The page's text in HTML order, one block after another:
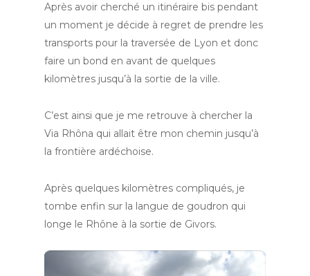
Après avoir cherché un itinéraire bis pendant
un moment je décide à regret de prendre les
transports pour la traversée de Lyon et donc
faire un bond en avant de quelques
kilomètres jusqu’à la sortie de la ville.
C’est ainsi que je me retrouve à chercher la
Via Rhôna qui allait être mon chemin jusqu’à
la frontière ardéchoise.
Après quelques kilomètres compliqués, je
tombe enfin sur la langue de goudron qui
longe le Rhône à la sortie de Givors.